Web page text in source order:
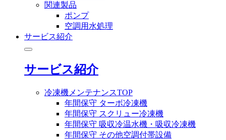
関連製品
ポンプ
空調用水処理
サービス紹介
サービス紹介
冷凍機メンテナンスTOP
年間保守 ターボ冷凍機
年間保守 スクリュー冷凍機
年間保守 吸収冷温水機・吸収冷凍機
年間保守 その他空調付帯設備